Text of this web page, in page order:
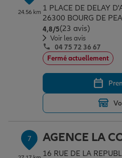
24.56 km 1 PLACE DE DELAY
26300 BOURG DE
4,8/5Note de 4.8 sur 5
(23 avis)
Voir les avis
04 75 72 36 67
Fermé actuellement
7 AGENCE LA
16 RUE DE LA